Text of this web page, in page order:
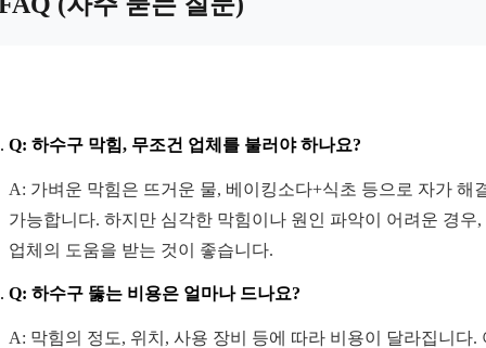
Q: 하수구 막힘, 무조건 업체를 불러야 하나요?
A: 가벼운 막힘은 뜨거운 물, 베이킹소다+식초 등으로 자가 해
가능합니다. 하지만 심각한 막힘이나 원인 파악이 어려운 경우,
업체의 도움을 받는 것이 좋습니다.
Q: 하수구 뚫는 비용은 얼마나 드나요?
A: 막힘의 정도, 위치, 사용 장비 등에 따라 비용이 달라집니다.